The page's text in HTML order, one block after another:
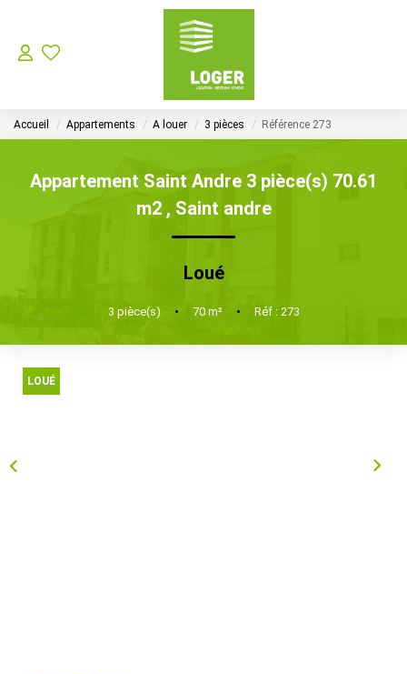
LOCATION
GESTION LOCATIVE
SYNDIC
Choisir Son Syndic Sur L’ile De La Réunion
Les Missions D’un Syndic De Copropriété Sur L’ile De
Accueil Appartements A louer 3 pièces Référence 273
Appartement Saint Andre 3 pièce(s) 70.61
m2 , Saint andre
Loué
3 pièce(s) • 70m² • Réf : 273
LOUÉ